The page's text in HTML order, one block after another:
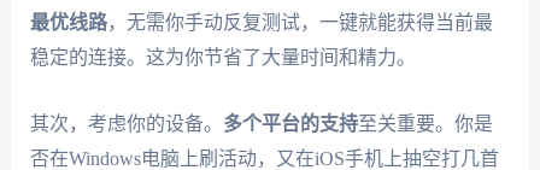
最优线路，无需你手动反复测试，一键就能获得当前最
稳定的连接。这为你节省了大量时间和精力。
其次，考虑你的设备。 多个平台的支持至关重要。你是
否在Windows电脑上刷活动，又在iOS手机上抽空打几首